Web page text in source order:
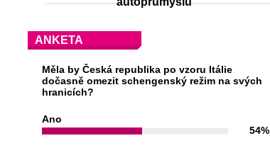
ANKETA
Měla by Česká republika po vzoru Itálie
dočasně omezit schengenský režim na svých
hranicích?
Ano
54%